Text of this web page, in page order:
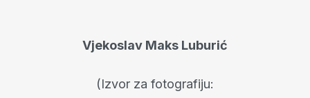
Vjekoslav Maks Luburić
(Izvor za fotografiju: